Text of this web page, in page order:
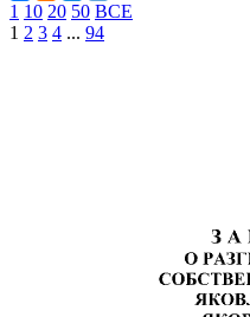
1 10 20 50 ВСЕ
1 2 3 4 ... 94